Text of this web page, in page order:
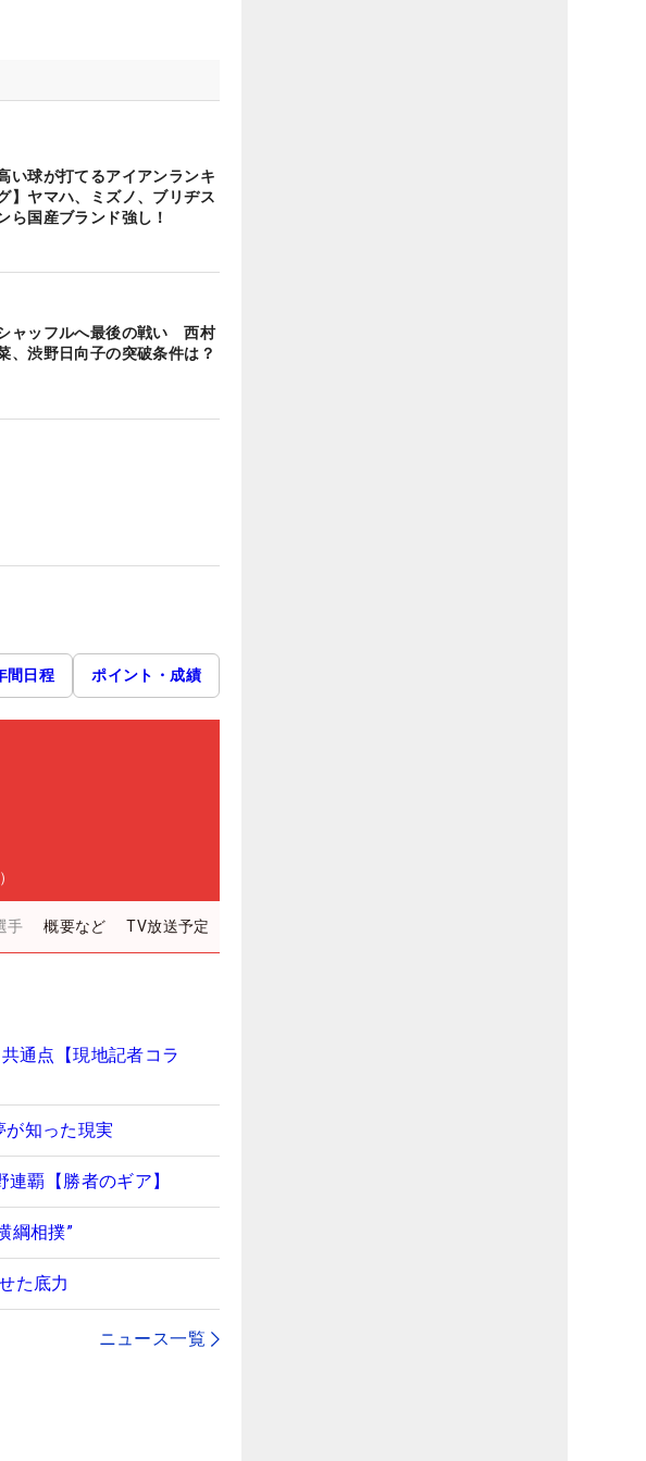
高い球が打てるアイアンランキ
】ヤマハ、ミズノ、ブリヂス
ら国産ブランド強し！
ャッフルへ最後の戦い 西村
、渋野日向子の突破条件は？
間日程 ポイント・成績
手 概要など TV放送予定
通点【現地記者コラ
知った現実
覇【勝者のギア】
綱相撲”
た底力
ニュース一覧